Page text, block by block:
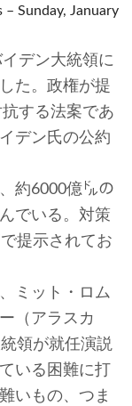
– Sunday, January
デン大統領に
た。政権が提
する法案であ
デン氏の公約
約6000億㌦の
でいる。対策
提示されてお
ミット・ロム
（アラスカ
領が就任演説
いる困難に打
いもの、つま